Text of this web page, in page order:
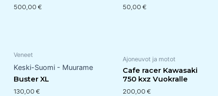
500,00 € 50,00 €
Veneet
Keski-Suomi - Muurame
Buster XL
130,00 €
Ajoneuvot ja motot
Cafe racer Kawasaki
750 kxz Vuokralle
200,00 €